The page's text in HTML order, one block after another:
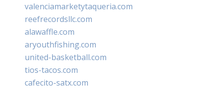
valenciamarketytaqueria.com
reefrecordsllc.com
alawaffle.com
aryouthfishing.com
united-basketball.com
tios-tacos.com
cafecito-satx.com